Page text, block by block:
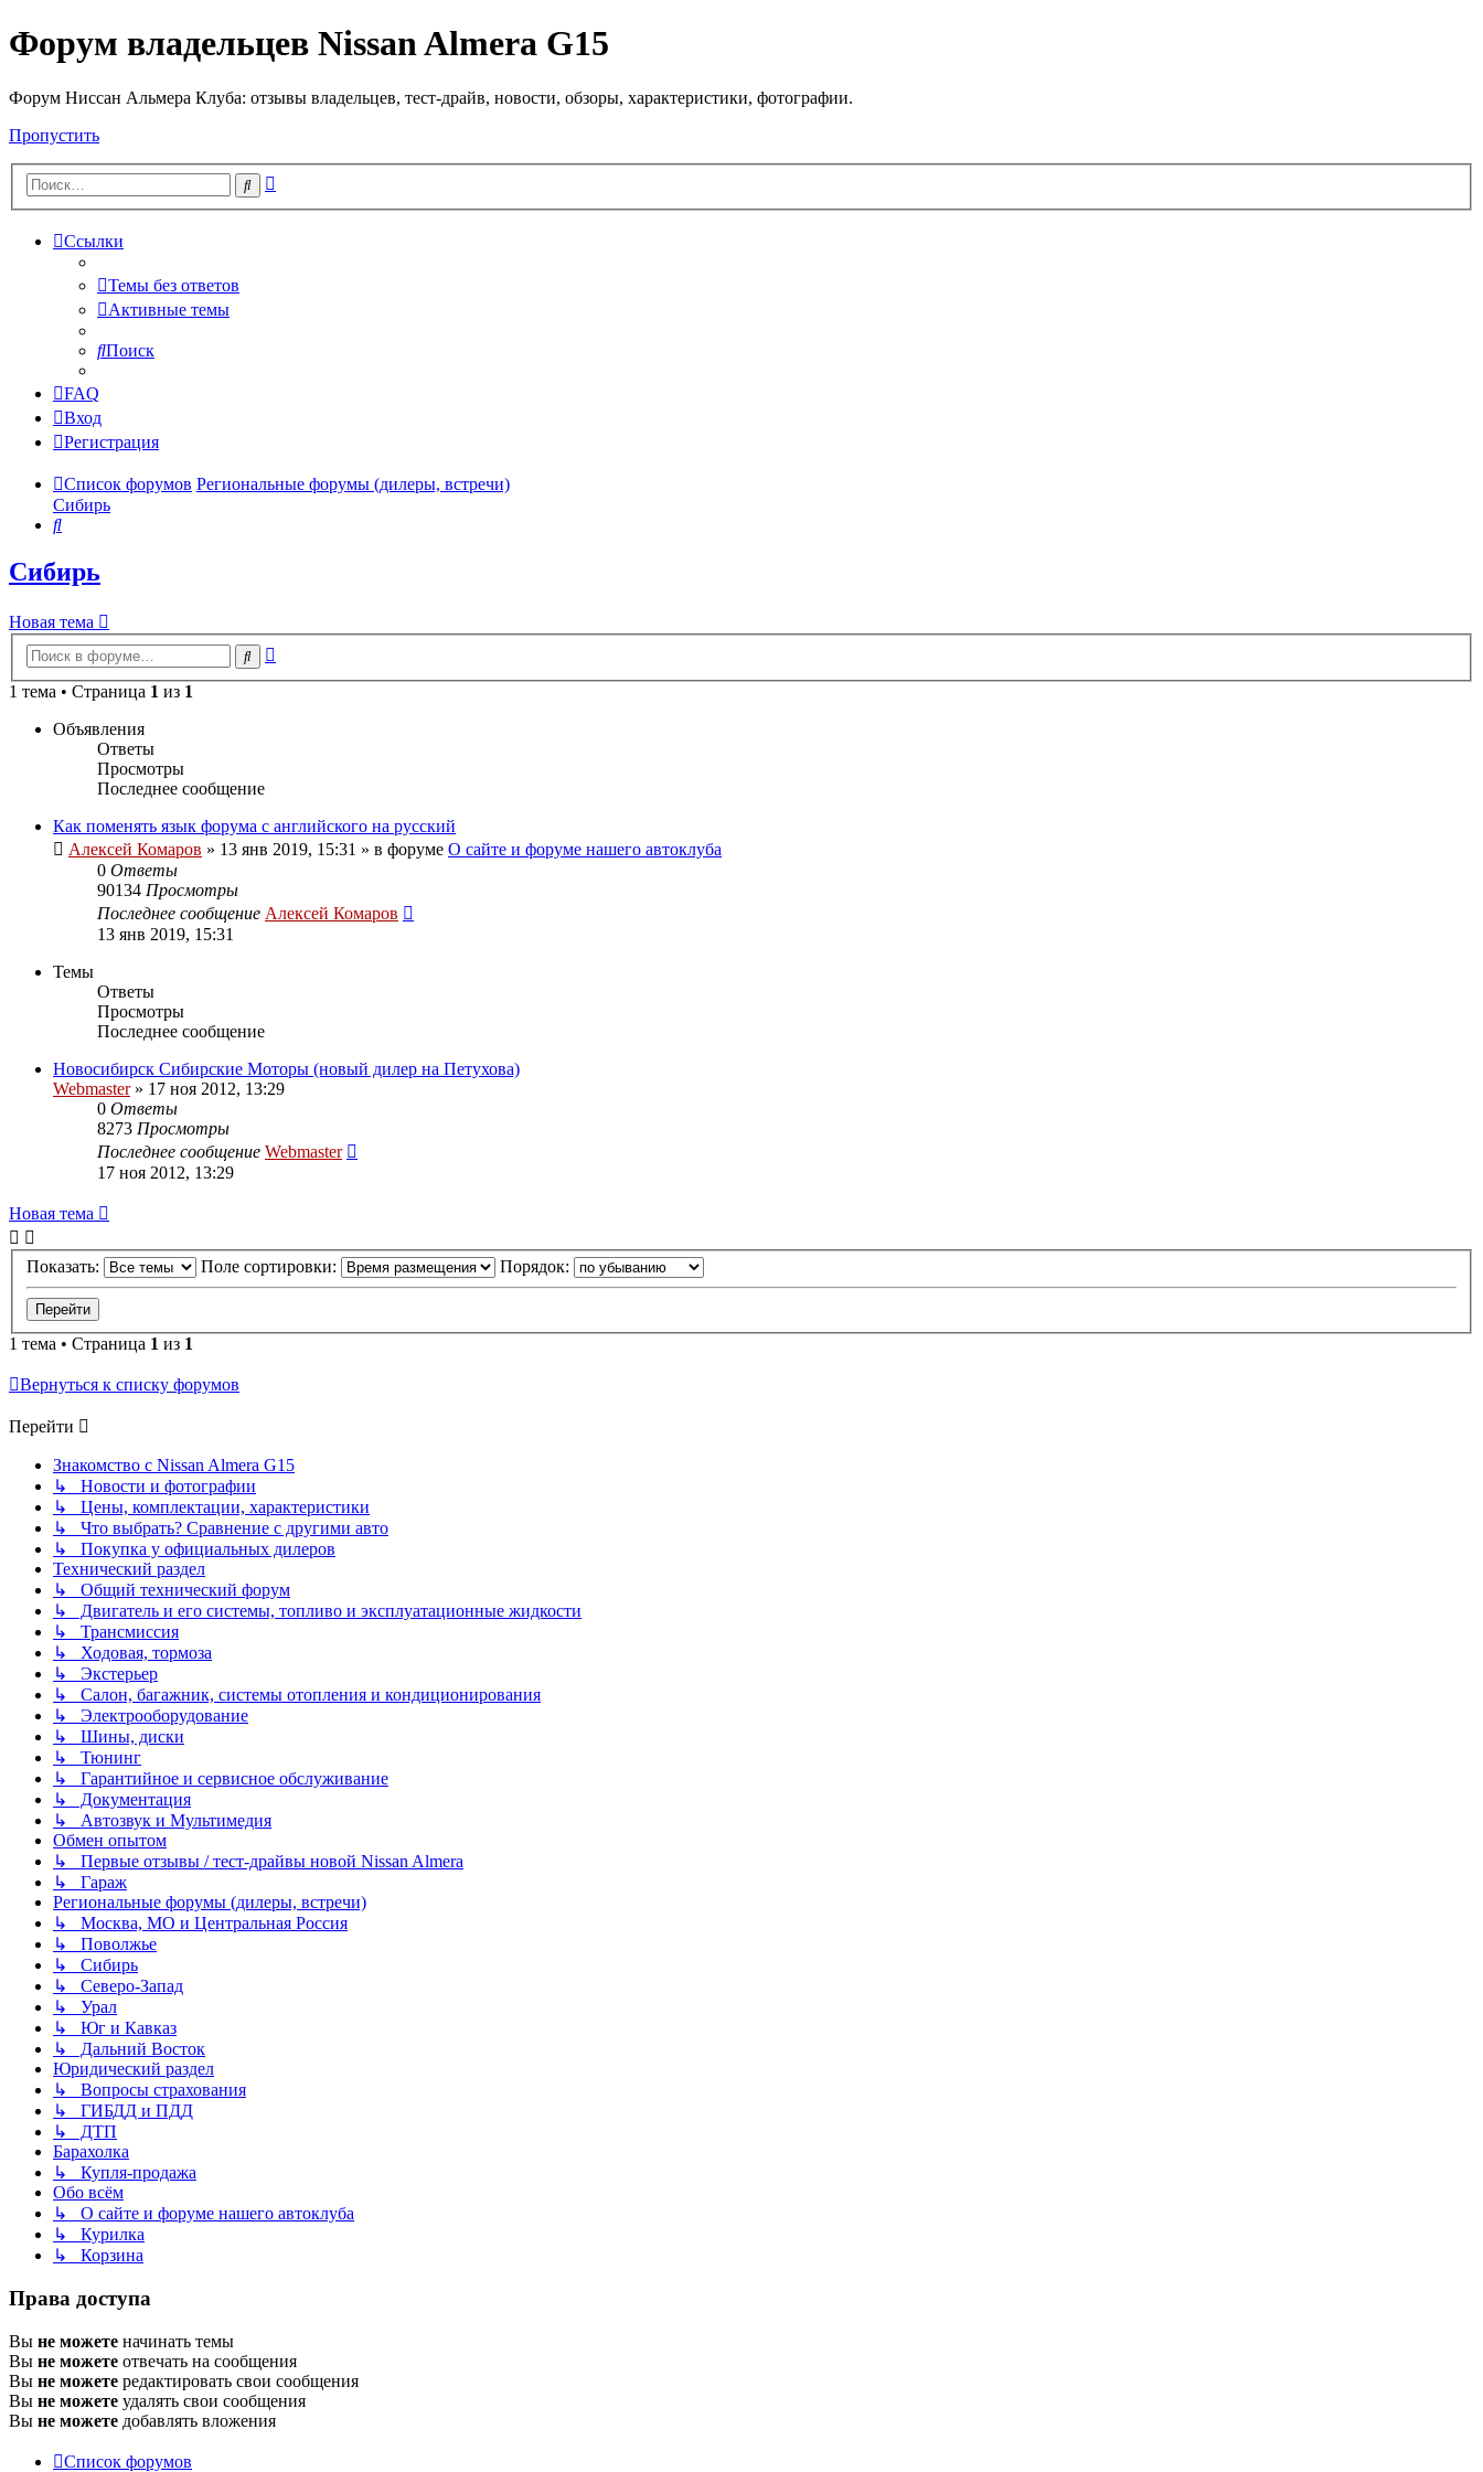
Форум владельцев Nissan Almera G15
Форум Ниссан Альмера Клуба: отзывы владельцев, тест-драйв, новости, обзоры, характеристики, фотографии.
Пропустить
Поиск
Ссылки
Темы без ответов
Активные темы
Поиск
FAQ
Вход
Регистрация
Список форумов Региональные форумы (дилеры, встречи)
Сибирь
Поиск
Сибирь
Новая тема
Поиск
1 тема • Страница 1 из 1
Объявления
Ответы
Просмотры
Последнее сообщение
Как поменять язык форума с английского на русский
Алексей Комаров » 13 янв 2019, 15:31 » в форуме О сайте и форуме нашего автоклуба
0 Ответы
90134 Просмотры
Последнее сообщение Алексей Комаров
13 янв 2019, 15:31
Темы
Ответы
Просмотры
Последнее сообщение
Новосибирск Сибирские Моторы (новый дилер на Петухова)
Webmaster» 17 ноя 2012, 13:29
0 Ответы
8273 Просмотры
Последнее сообщение Webmaster
17 ноя 2012, 13:29
Новая тема
Показать: Поле сортировки: Порядок:
1 тема • Страница 1 из 1
Вернуться к списку форумов
Перейти
Знакомство с Nissan Almera G15
↳ Новости и фотографии
↳ Цены, комплектации, характеристики
↳ Что выбрать? Сравнение с другими авто
↳ Покупка у официальных дилеров
Технический раздел
↳ Общий технический форум
↳ Двигатель и его системы, топливо и эксплуатационные жидкости
↳ Трансмиссия
↳ Ходовая, тормоза
↳ Экстерьер
↳ Салон, багажник, системы отопления и кондиционирования
↳ Электрооборудование
↳ Шины, диски
↳ Тюнинг
↳ Гарантийное и сервисное обслуживание
↳ Документация
↳ Автозвук и Мультимедия
Обмен опытом
↳ Первые отзывы / тест-драйвы новой Nissan Almera
↳ Гараж
Региональные форумы (дилеры, встречи)
↳ Москва, МО и Центральная Россия
↳ Поволжье
↳ Сибирь
↳ Северо-Запад
↳ Урал
↳ Юг и Кавказ
↳ Дальний Восток
Юридический раздел
↳ Вопросы страхования
↳ ГИБДД и ПДД
↳ ДТП
Барахолка
↳ Купля-продажа
Обо всём
↳ О сайте и форуме нашего автоклуба
↳ Курилка
↳ Корзина
Права доступа
Вы не можете начинать темы
Вы не можете отвечать на сообщения
Вы не можете редактировать свои сообщения
Вы не можете удалять свои сообщения
Вы не можете добавлять вложения
Список форумов